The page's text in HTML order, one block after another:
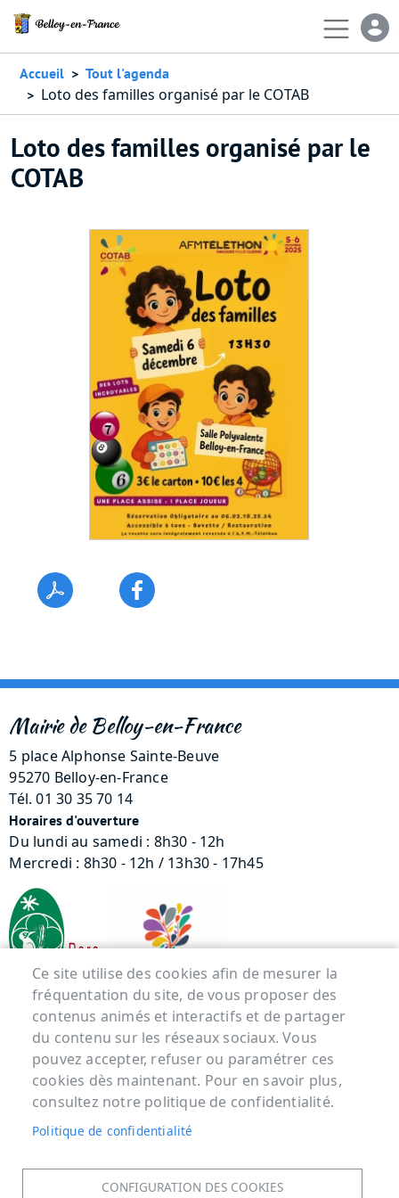
Accueil Tout l'agenda
Loto des familles organisé par le COTAB
Loto des familles organisé par le
COTAB
Mairie de Belloy-en-France
5 place Alphonse Sainte-Beuve
95270 Belloy-en-France
Tél. 01 30 35 70 14
Horaires d'ouverture
Du lundi au samedi : 8h30 - 12h
Mercredi : 8h30 - 12h / 13h30 - 17h45
Menu Pied de page
ACCUEIL
MENTIONS LÉGALES
DONNÉES PERSONNELLES
COOKIES
Ce site utilise des cookies afin de mesurer la
fréquentation du site, de vous proposer des
contenus animés et interactifs et de partager
du contenu sur les réseaux sociaux. Vous
pouvez accepter, refuser ou paramétrer ces
cookies dès maintenant. Pour en savoir plus,
consultez notre politique de confidentialité.
Politique de confidentialité
CONFIGURATION DES COOKIES